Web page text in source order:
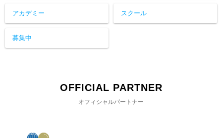
アカデミー スクール
募集中
OFFICIAL PARTNER
オフィシャルパートナー